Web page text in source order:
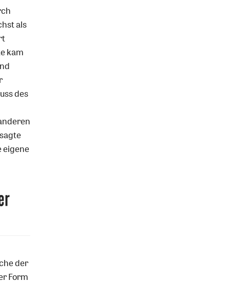
als
kam
des
eigene
der
Form